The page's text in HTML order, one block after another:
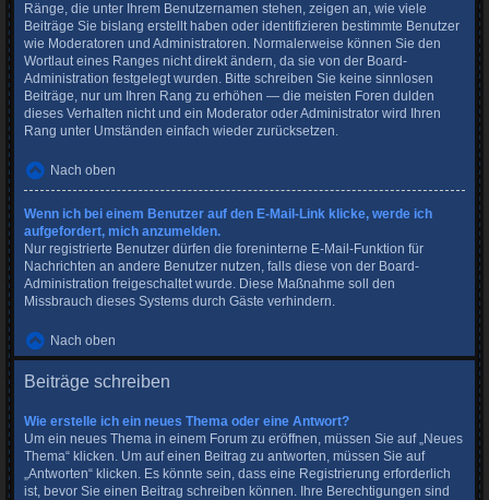
Ränge, die unter Ihrem Benutzernamen stehen, zeigen an, wie viele
Beiträge Sie bislang erstellt haben oder identifizieren bestimmte Benutzer
wie Moderatoren und Administratoren. Normalerweise können Sie den
Wortlaut eines Ranges nicht direkt ändern, da sie von der Board-
Administration festgelegt wurden. Bitte schreiben Sie keine sinnlosen
Beiträge, nur um Ihren Rang zu erhöhen — die meisten Foren dulden
dieses Verhalten nicht und ein Moderator oder Administrator wird Ihren
Rang unter Umständen einfach wieder zurücksetzen.
Nach oben
Wenn ich bei einem Benutzer auf den E-Mail-Link klicke, werde ich
aufgefordert, mich anzumelden.
Nur registrierte Benutzer dürfen die foreninterne E-Mail-Funktion für
Nachrichten an andere Benutzer nutzen, falls diese von der Board-
Administration freigeschaltet wurde. Diese Maßnahme soll den
Missbrauch dieses Systems durch Gäste verhindern.
Nach oben
Beiträge schreiben
Wie erstelle ich ein neues Thema oder eine Antwort?
Um ein neues Thema in einem Forum zu eröffnen, müssen Sie auf „Neues
Thema“ klicken. Um auf einen Beitrag zu antworten, müssen Sie auf
„Antworten“ klicken. Es könnte sein, dass eine Registrierung erforderlich
ist, bevor Sie einen Beitrag schreiben können. Ihre Berechtigungen sind